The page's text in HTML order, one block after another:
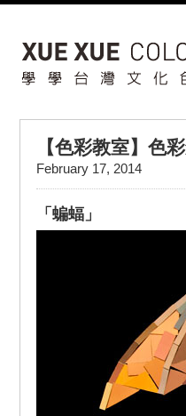
【色彩教室】色
February 17, 2014
「蝙蝠」